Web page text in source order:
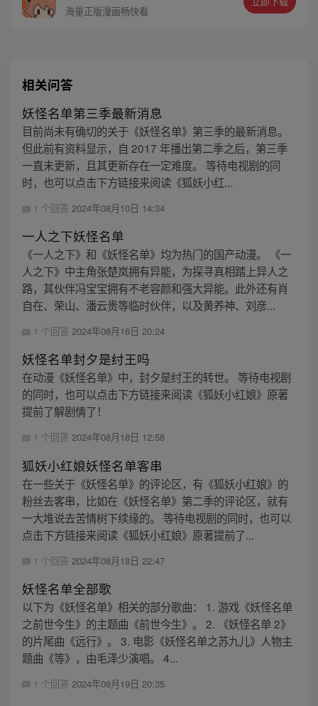
海量正版漫画畅快看
相关问答
妖怪名单第三季最新消息
目前尚未有确切的关于《妖怪名单》第三季的最新消息。
但此前有资料显示，自 2017 年播出第二季之后，第三季
一直未更新，且其更新存在一定难度。 等待电视剧的同
时，也可以点击下方链接来阅读《狐妖小红...
1 个回答 2024年08月10日 14:34
一人之下妖怪名单
《一人之下》和《妖怪名单》均为热门的国产动漫。 《一
人之下》中主角张楚岚拥有异能，为探寻真相踏上异人之
路，其伙伴冯宝宝拥有不老容颜和强大异能。此外还有肖
自在、荣山、潘云贵等临时伙伴，以及黄养神、刘彦...
1 个回答 2024年08月16日 20:24
妖怪名单封夕是纣王吗
在动漫《妖怪名单》中，封夕是纣王的转世。 等待电视剧
的同时，也可以点击下方链接来阅读《狐妖小红娘》原著
提前了解剧情了！
1 个回答 2024年08月18日 12:58
狐妖小红娘妖怪名单客串
在一些关于《妖怪名单》的评论区，有《狐妖小红娘》的
粉丝去客串，比如在《妖怪名单》第二季的评论区，就有
一大堆说去苦情树下续缘的。 等待电视剧的同时，也可以
点击下方链接来阅读《狐妖小红娘》原著提前了...
1 个回答 2024年08月18日 22:47
妖怪名单全部歌
以下为《妖怪名单》相关的部分歌曲： 1. 游戏《妖怪名单
之前世今生》的主题曲《前世今生》。 2. 《妖怪名单 2》
的片尾曲《远行》。 3. 电影《妖怪名单之苏九儿》人物主
题曲《等》，由毛泽少演唱。 4...
1 个回答 2024年08月19日 20:35